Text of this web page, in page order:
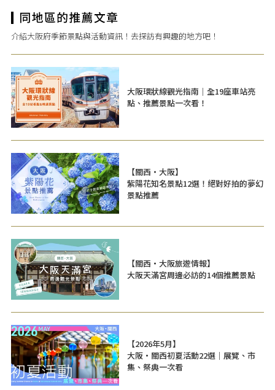
介紹大阪府季節景點與活動資訊！去探訪有興趣的地方吧！
大阪環狀線觀光指南｜全19座車站亮
點、推薦景點一次看！
【關西・大阪】
紫陽花知名景點12選！絕對好拍的夢幻
景點推薦
【關西・大阪旅遊情報】
大阪天滿宮周邊必訪的14個推薦景點
【2026年5月】
大阪・關西初夏活動22選｜展覽、市
集、祭典一次看